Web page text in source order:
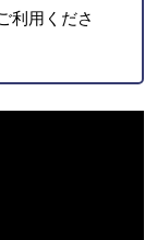
利用くださ